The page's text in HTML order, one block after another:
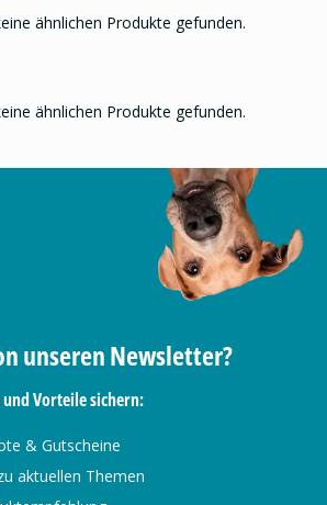
ähnlichen Produkte gefunden.
ähnlichen Produkte gefunden.
unseren Newsletter?
Vorteile sichern:
& Gutscheine
aktuellen Themen